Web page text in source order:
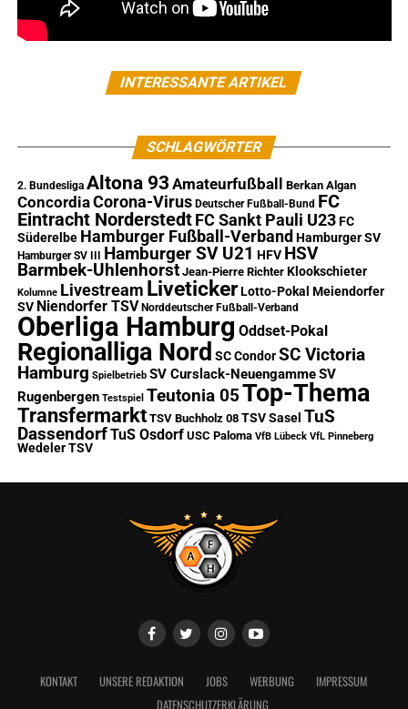
INTERESSANTE ARTIKEL
SCHLAGWÖRTER
2. Bundesliga Altona 93 Amateurfußball Berkan Algan
ConcordiaCorona-Virus Deutscher Fußball-Bund FC
Eintracht Norderstedt FC Sankt Pauli U23 FC
Süderelbe Hamburger Fußball-Verband Hamburger SV
Hamburger SV III Hamburger SV U21 HFV HSV
Barmbek-Uhlenhorst Jean-Pierre Richter Klookschieter
Kolumne Livestream Liveticker Lotto-Pokal Meiendorfer
SV Niendorfer TSV Norddeutscher Fußball-Verband
Oberliga Hamburg Oddset-Pokal
Regionalliga Nord SC Condor SC Victoria
Hamburg Spielbetrieb SV Curslack-NeuengammeSV
Rugenbergen Testspiel Teutonia 05Top-Thema
Transfermarkt TSV Buchholz 08 TSV Sasel TuS
DassendorfTuS Osdorf USC Paloma VfB Lübeck VfL Pinneberg
Wedeler TSV
KONTAKT UNSERE REDAKTION JOBS WERBUNG
IMPRESSUM
DATENSCHUTZERKLÄRUNG